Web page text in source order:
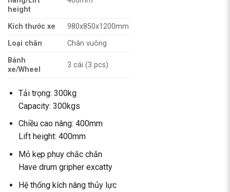
height
Kích thước xe
980x850x1200mm
Loại chân
Chân vuông
Bánh
xe/Wheel
3 cái (3 pcs)
Tải trọng: 300kg
Capacity: 300kgs
Chiều cao nâng: 400mm
Lift height: 400mm
Mỏ kẹp phuy chắc chắn
Have drum gripher excatty
Hệ thống kích nâng thủy lực